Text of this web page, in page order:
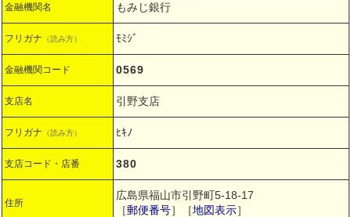
金融機関名 もみじ銀行
フリガナ （読み方） ﾓﾐｼﾞ
金融機関コード 0569
支店名 引野支店
フリガナ （読み方） ﾋｷﾉ
支店コード・店番 380
住所
広島県福山市引野町5-18-17
［郵便番号］［地図表示］